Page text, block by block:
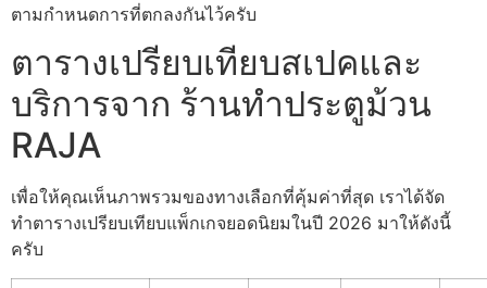
ตามกำหนดการที่ตกลงกันไว้ครับ
ตารางเปรียบเทียบสเปคและ
บริการจาก ร้านทําประตูม้วน
RAJA
เพื่อให้คุณเห็นภาพรวมของทางเลือกที่คุ้มค่าที่สุด เราได้จัด
ทำตารางเปรียบเทียบแพ็กเกจยอดนิยมในปี 2026 มาให้ดังนี้
ครับ